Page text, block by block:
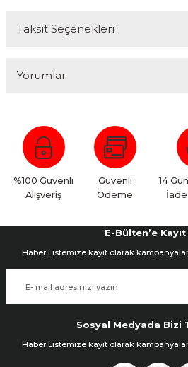
Taksit Seçenekleri
Yorumlar
Bu ürüne ilk yorumu
Yorum Yaz
%100 Güvenli
Alışveriş
Güvenli
Ödeme
14
E-Bülten’e
Haber Listemize kayıt olarak
Sosyal Medyada Bizi
Haber Listemize kayıt olarak